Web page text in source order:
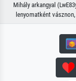
Mihály arkangyal
lenyomatként